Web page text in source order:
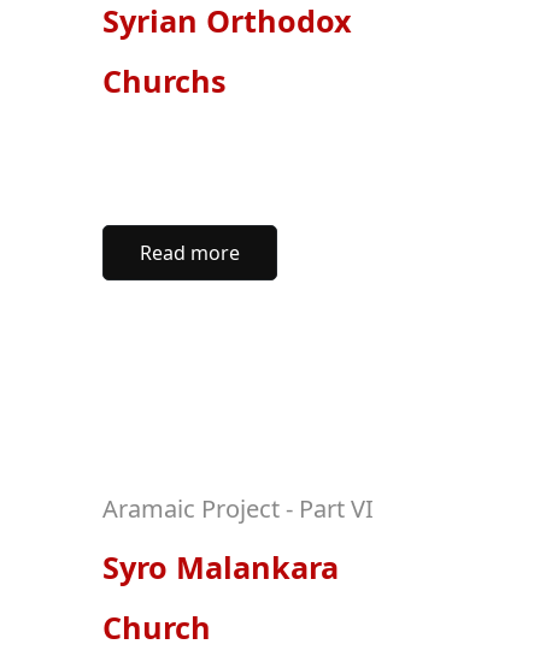
Syrian Orthodox
Churchs
Read more
Aramaic Project - Part VI
Syro Malankara
Church